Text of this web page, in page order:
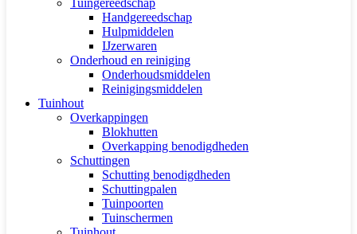
Handgereedschap
Hulpmiddelen
IJzerwaren
Onderhoud en reiniging
Onderhoudsmiddelen
Reinigingsmiddelen
Tuinhout
Overkappingen
Blokhutten
Overkapping benodigdheden
Schuttingen
Schutting benodigdheden
Schuttingpalen
Tuinpoorten
Tuinschermen